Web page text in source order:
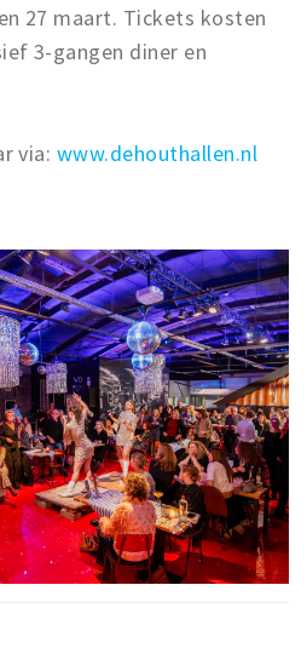
27 maart. Tickets kosten
3-gangen diner en
via: www.dehouthallen.nl